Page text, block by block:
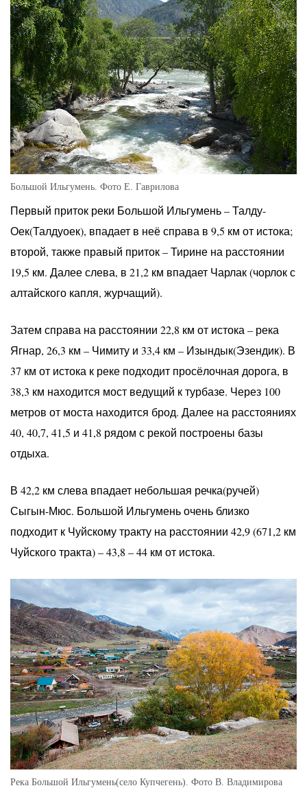
Большой Ильгумень. Фото Е. Гаврилова
Первый приток реки Большой Ильгумень – Талду-
Оек(Талдуоек), впадает в неё справа в 9,5 км от истока;
второй, также правый приток – Тирине на расстоянии
19,5 км. Далее слева, в 21,2 км впадает Чарлак (чорлок с
алтайского капля, журчащий).
Затем справа на расстоянии 22,8 км от истока – река
Ягнар, 26,3 км – Чимиту и 33,4 км – Изындык(Эзендик). В
37 км от истока к реке подходит просёлочная дорога, в
38,3 км находится мост ведущий к турбазе. Через 100
метров от моста находится брод. Далее на расстояниях
40, 40,7, 41,5 и 41,8 рядом с рекой построены базы
отдыха.
В 42,2 км слева впадает небольшая речка(ручей)
Сыгын-Мюс. Большой Ильгумень очень близко
подходит к Чуйскому тракту на расстоянии 42,9 (671,2 км
Чуйского тракта) – 43,8 – 44 км от истока.
Река Большой Ильгумень(село Купчегень). Фото В. Владимирова